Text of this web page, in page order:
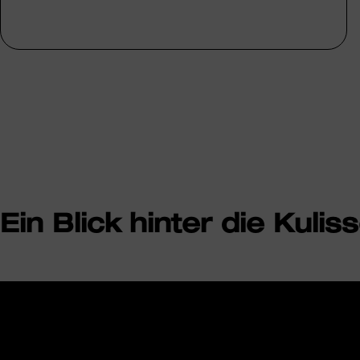
Ein Blick hinter die